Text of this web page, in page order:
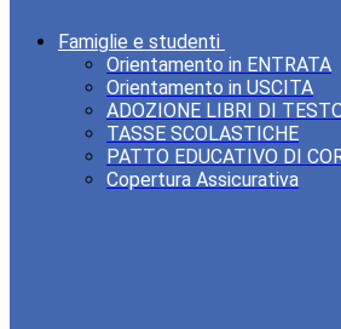
Famiglie e studenti
Orientamento in ENTRATA
Orientamento in USCITA
ADOZIONE LIBRI DI
TASSE SCOLASTICHE
PATTO EDUCATIVO DI
Copertura Assicurativa